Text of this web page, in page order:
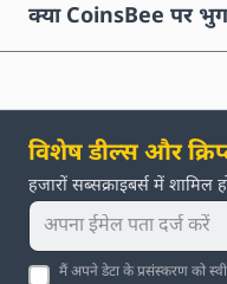
क्या CoinsBee पर
विशेष डील्स और
हजारों सब्सक्राइबर्स में
मैं अपने डेटा के प्रसंस्करण को